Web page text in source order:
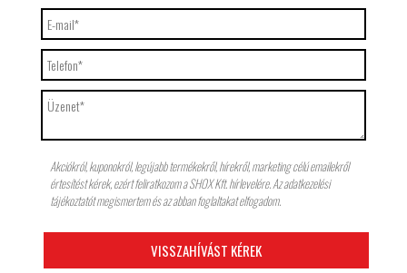
Akciókról, kuponokról, legújabb termékekről, hírekről, marketing célú emailekről
értesítést kérek, ezért feliratkozom a SHOX Kft. hírlevelére. Az adatkezelési
tájékoztatót megismertem és az abban foglaltakat elfogadom.